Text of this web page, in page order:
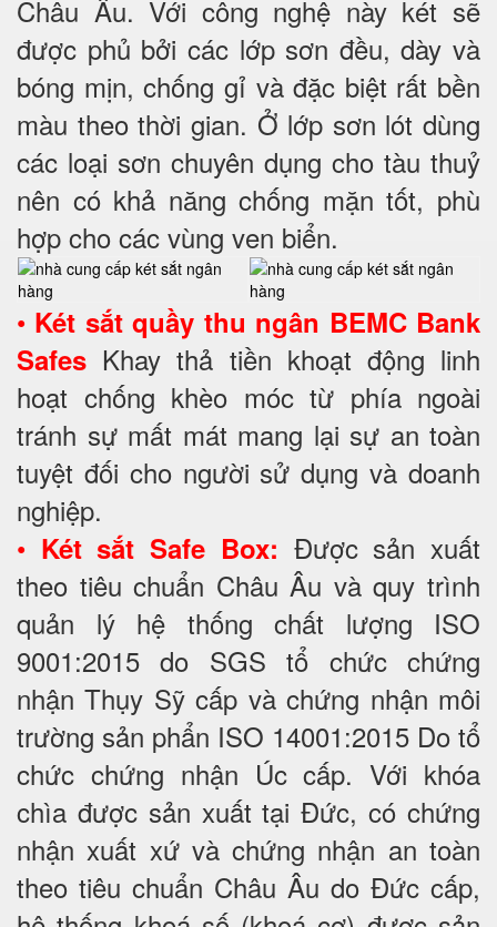
Châu Âu. Với công nghệ này két sẽ
được phủ bởi các lớp sơn đều, dày và
bóng mịn, chống gỉ và đặc biệt rất bền
màu theo thời gian. Ở lớp sơn lót dùng
các loại sơn chuyên dụng cho tàu thuỷ
nên có khả năng chống mặn tốt, phù
hợp cho các vùng ven biển.
• Két sắt quầy thu ngân BEMC Bank
Safes Khay thả tiền khoạt động linh
hoạt chống khèo móc từ phía ngoài
tránh sự mất mát mang lại sự an toàn
tuyệt đối cho người sử dụng và doanh
nghiệp.
• Két sắt Safe Box: Được sản xuất
theo tiêu chuẩn Châu Âu và quy trình
quản lý hệ thống chất lượng ISO
9001:2015 do SGS tổ chức chứng
nhận Thụy Sỹ cấp và chứng nhận môi
trường sản phẩn ISO 14001:2015 Do tổ
chức chứng nhận Úc cấp. Với khóa
chìa được sản xuất tại Đức, có chứng
nhận xuất xứ và chứng nhận an toàn
theo tiêu chuẩn Châu Âu do Đức cấp,